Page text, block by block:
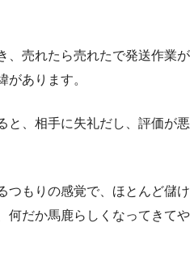
、売れたら売れたで発送作業が
があります。
と、相手に失礼だし、評価が悪
つもりの感覚で、ほとんど儲け
何だか馬鹿らしくなってきてや